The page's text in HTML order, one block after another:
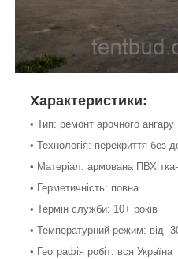
Характеристики:
• Тип: ремонт арочного ангару
• Технологія: перекриття без
• Матеріал: армована ПВХ
• Герметичність: повна
• Термін служби: 10+ років
• Температурний режим: від -
• Географія робіт: вся Україна